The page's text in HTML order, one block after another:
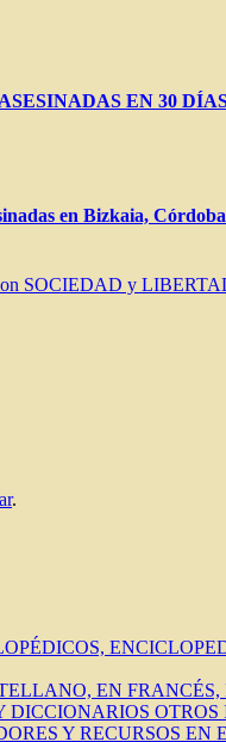
EN 30
en Bizkaia,
SOCIEDAD y
.
EN
DICCIONARIOS
Y RECURSOS EN